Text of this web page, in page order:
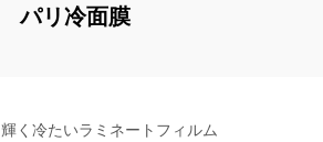
パリ冷面膜
輝く冷たいラミネートフィルム